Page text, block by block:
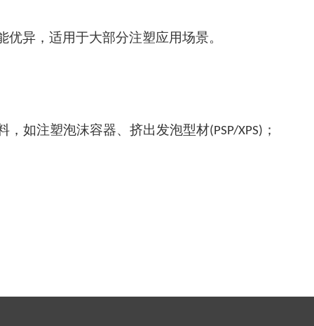
异，适用于大部分注塑应用场景。
，如注塑泡沫容器、挤出发泡型材(PSP/XPS) ；